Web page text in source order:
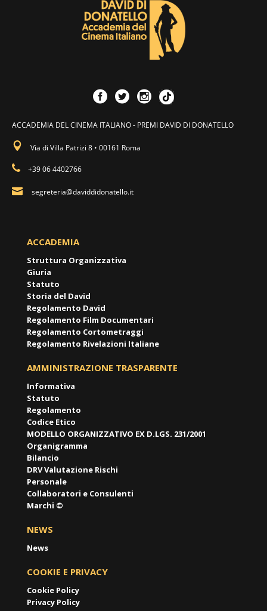
ACCADEMIA DEL CINEMA ITALIANO - PREMI DAVID DI DONATELLO
Via di Villa Patrizi 8 • 00161 Roma
+39 06 4402766
segreteria@daviddidonatello.it
ACCADEMIA
Struttura Organizzativa
Giuria
Statuto
Storia del David
Regolamento David
Regolamento Film Documentari
Regolamento Cortometraggi
Regolamento Rivelazioni Italiane
AMMINISTRAZIONE TRASPARENTE
Informativa
Statuto
Regolamento
Codice Etico
MODELLO ORGANIZZATIVO EX D.LGS. 231/2001
Organigramma
Bilancio
DRV Valutazione Rischi
Personale
Collaboratori e Consulenti
Marchi ©
NEWS
News
COOKIE E PRIVACY
Cookie Policy
Privacy Policy